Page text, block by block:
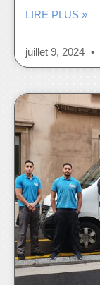
LIRE PLUS »
juillet 9, 2024